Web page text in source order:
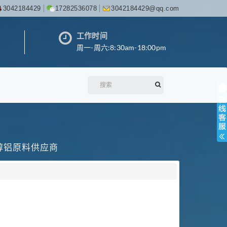
3042184429 17282536078 3042184429@qq.com
工作时间
周一-周六:8:30am-18:00pm
原料供应商